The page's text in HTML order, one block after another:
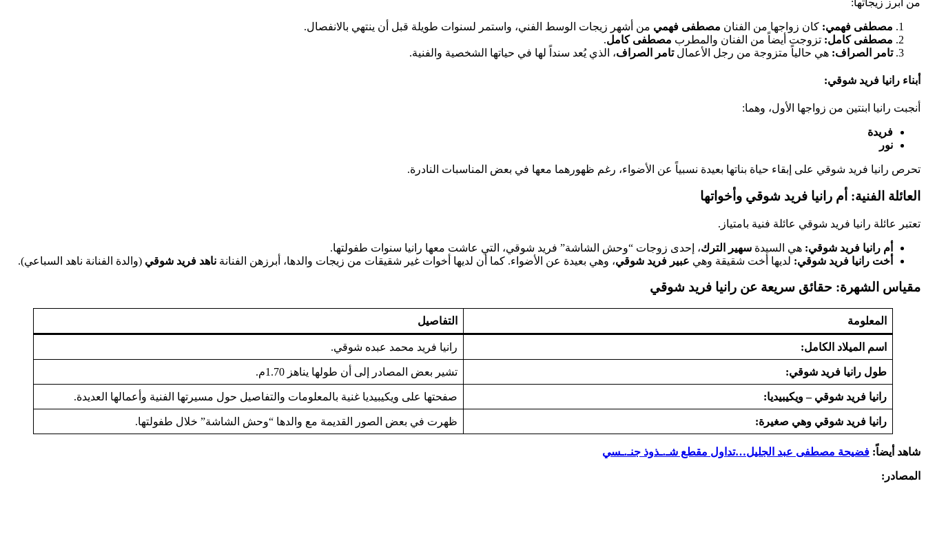
مصطفى فهمي: كان زواجها من الفنان مصطفى فهمي من أشهر زيجات الوسط الفني، واستمر لسنوات طويلة قبل أن ينتهي بالانفصال.
مصطفى كامل: تزوجت أيضاً من الفنان والمطرب مصطفى كامل.
تامر الصراف: هي حالياً متزوجة من رجل الأعمالتامر الصراف، الذي يُعد سنداً لها في حياتها الشخصية والفنية.
أبناء رانيا فريد شوقي:
أنجبت رانيا ابنتين من زواجها الأول، وهما:
فريدة
نور
تحرص رانيا فريد شوقي على إبقاء حياة بناتها بعيدة نسبياً عن الأضواء، رغم ظهورهما معها في بعض المناسبات النادرة.
العائلة الفنية: أم رانيا فريد شوقي وأخواتها
تعتبر عائلة رانيا فريد شوقي عائلة فنية بامتياز.
أم رانيا فريد شوقي: هي السيدة سهير الترك، إحدى زوجات “وحش الشاشة” فريد شوقي، التي عاشت معها رانيا سنوات طفولتها.
أخت رانيا فريد شوقي: لديها أخت شقيقة وهي عبير فريد شوقي، وهي بعيدة عن الأضواء. كما أن لديها أخوات غير شقيقات من زيجات والدها، أبرزهن الفنانة ناهد فريد شوقي (والدة الفنانة ناهد السباعي).
مقياس الشهرة: حقائق سريعة عن رانيا فريد شوقي
المعلومة التفاصيل
اسم الميلاد الكامل: رانيا فريد محمد عبده شوقي.
طول رانيا فريد شوقي: تشير بعض المصادر إلى أن طولها يناهز 1.70م.
رانيا فريد شوقي – ويكيبيديا: صفحتها على ويكيبيديا غنية بالمعلومات والتفاصيل حول مسيرتها الفنية وأعمالها العديدة.
رانيا فريد شوقي وهي صغيرة: ظهرت في بعض الصور القديمة مع والدها “وحش الشاشة” خلال طفولتها.
شاهد أيضاً: فضيحة مصطفى عبد الجليل…تداول مقطع شـ.ـذوذ جنـ.ـسي
المصادر: